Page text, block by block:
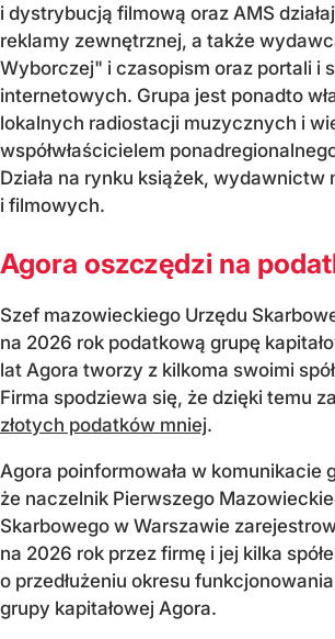
i dystrybucją filmową oraz AMS
reklamy zewnętrznej, a także
Wyborczej" i czasopism oraz portali i
internetowych. Grupa jest ponadto
lokalnych radiostacji muzycznych i
współwłaścicielem
Działa na rynku książek, wydawnictw
i filmowych.
Agora oszczędzi na
Szef mazowieckiego Urzędu
na 2026 rok podatkową grupę
lat Agora tworzy z kilkoma swoimi
Firma spodziewa się, że dzięki temu
złotych podatków mniej.
Agora poinformowała w komunikacie
że naczelnik Pierwszego
Skarbowego w Warszawie
na 2026 rok przez firmę i jej kilka
o przedłużeniu okresu
grupy kapitałowej Agora.